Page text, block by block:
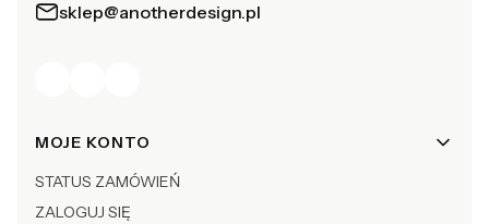
sklep@anotherdesign.pl
Linki w stopce
MOJE KONTO
STATUS ZAMÓWIEŃ
ZALOGUJ SIĘ